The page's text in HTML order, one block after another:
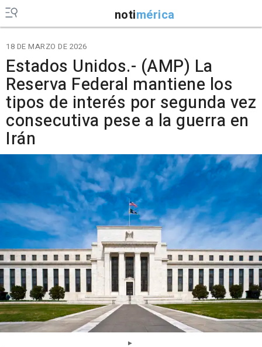
notimérica
18 DE MARZO DE 2026
Estados Unidos.- (AMP) La
Reserva Federal mantiene los
tipos de interés por segunda vez
consecutiva pese a la guerra en
Irán